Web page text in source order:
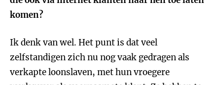
komen?
Ik denk van wel. Het punt is dat veel
zelfstandigen zich nu nog vaak gedragen als
verkapte loonslaven, met hun vroegere